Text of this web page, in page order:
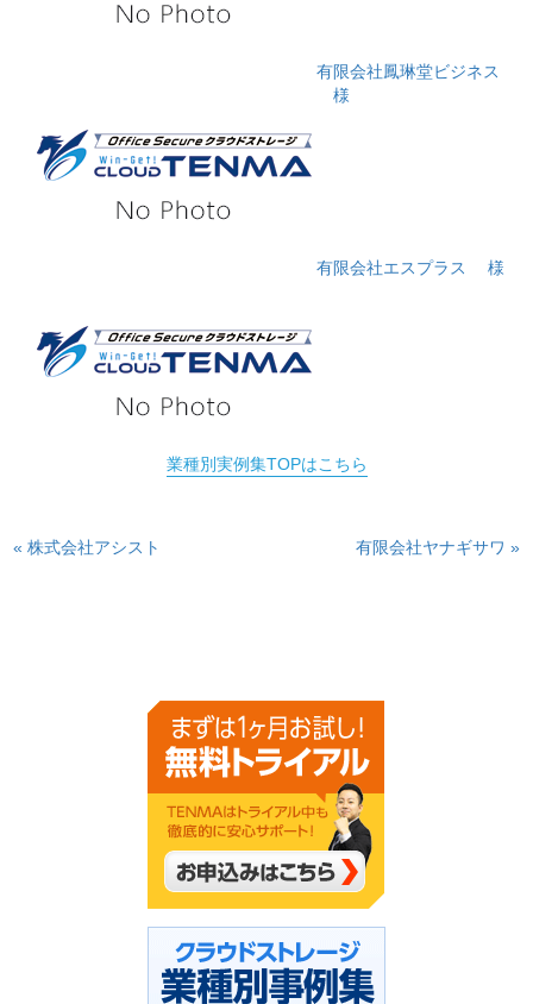
有限会社鳳琳堂ビジネス
様
有限会社エスプラス 様
業種別実例集TOPはこちら
« 株式会社アシスト 有限会社ヤナギサワ »